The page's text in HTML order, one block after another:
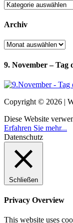
Kategorien
Archiv
Archiv
9. November – Tag
Copyright © 2026 |
Diese Website
Erfahren Sie mehr...
Datenschutz
Schließen
Privacy Overview
This website uses